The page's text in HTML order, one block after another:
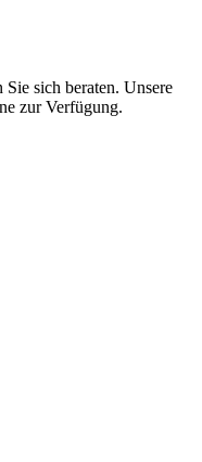
Sie sich beraten. Unsere
zur Verfügung.